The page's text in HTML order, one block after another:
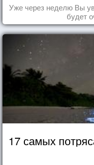
Уже через неделю Вы
будет
17 самых